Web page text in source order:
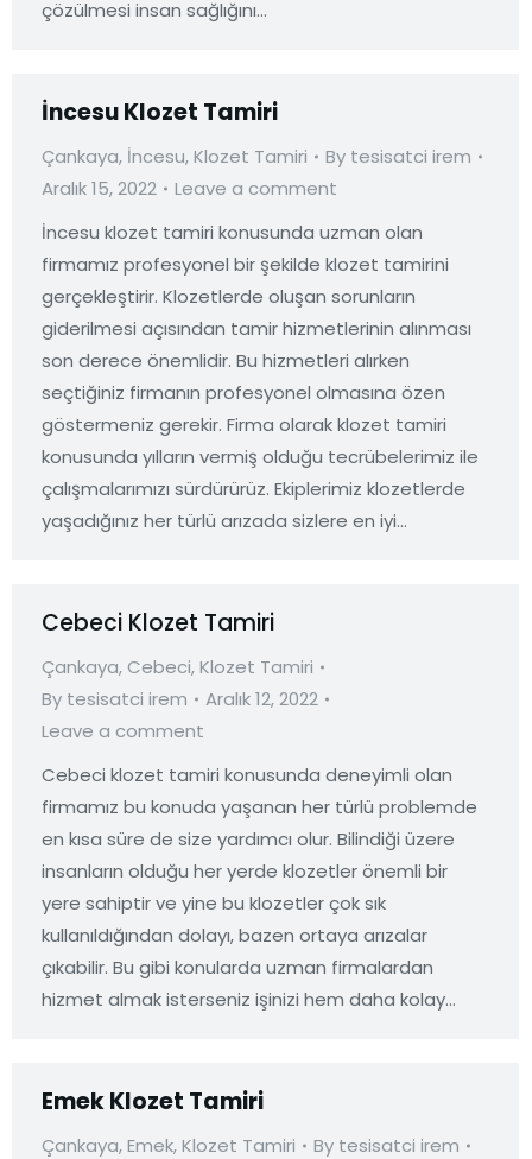
çözülmesi insan sağlığını…
İncesu Klozet Tamiri
Çankaya, İncesu,Klozet Tamiri By tesisatci irem
Aralık 15, 2022
Leave a comment
İncesu klozet tamiri konusunda uzman olan
firmamız profesyonel bir şekilde klozet tamirini
gerçekleştirir. Klozetlerde oluşan sorunların
giderilmesi açısından tamir hizmetlerinin alınması
son derece önemlidir. Bu hizmetleri alırken
seçtiğiniz firmanın profesyonel olmasına özen
göstermeniz gerekir. Firma olarak klozet tamiri
konusunda yılların vermiş olduğu tecrübelerimiz ile
çalışmalarımızı sürdürürüz. Ekiplerimiz klozetlerde
yaşadığınız her türlü arızada sizlere en iyi…
Cebeci Klozet Tamiri
Çankaya, Cebeci,Klozet Tamiri
By tesisatci irem
Aralık 12, 2022
Leave a comment
Cebeci klozet tamiri konusunda deneyimli olan
firmamız bu konuda yaşanan her türlü problemde
en kısa süre de size yardımcı olur. Bilindiği üzere
insanların olduğu her yerde klozetler önemli bir
yere sahiptir ve yine bu klozetler çok sık
kullanıldığından dolayı, bazen ortaya arızalar
çıkabilir. Bu gibi konularda uzman firmalardan
hizmet almak isterseniz işinizi hem daha kolay…
Emek Klozet Tamiri
Çankaya,Emek,Klozet Tamiri By tesisatci irem